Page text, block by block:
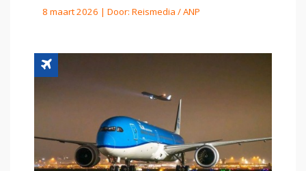
8 maart 2026 | Door: Reismedia / ANP